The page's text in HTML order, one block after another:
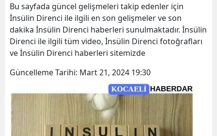
Bu sayfada güncel gelişmeleri takip edenler için
İnsülin Direnci ile ilgili en son gelişmeler ve son
dakika İnsülin Direnci haberleri sunulmaktadır. İnsülin
Direnci ile ilgili tüm video, İnsülin Direnci fotoğrafları
ve İnsülin Direnci haberleri sitemizde
Güncelleme Tarihi: Mart 21, 2024 19:30